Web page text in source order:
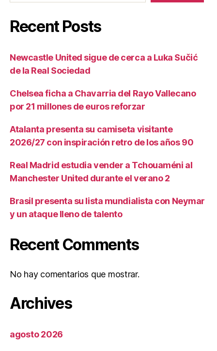
Recent Posts
Newcastle United sigue de cerca a Luka Sučić
de la Real Sociedad
Chelsea ficha a Chavarria del Rayo Vallecano
por 21 millones de euros reforzar
Atalanta presenta su camiseta visitante
2026/27 con inspiración retro de los años 90
Real Madrid estudia vender a Tchouaméni al
Manchester United durante el verano 2
Brasil presenta su lista mundialista con Neymar
y un ataque lleno de talento
Recent Comments
No hay comentarios que mostrar.
Archives
agosto 2026